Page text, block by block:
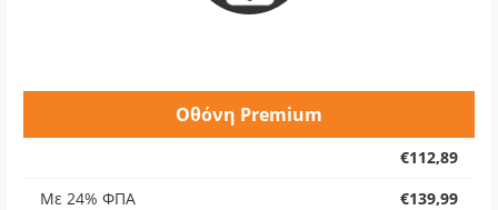
Οθόνη Premium
€112,89
Με 24% ΦΠΑ
€139,99